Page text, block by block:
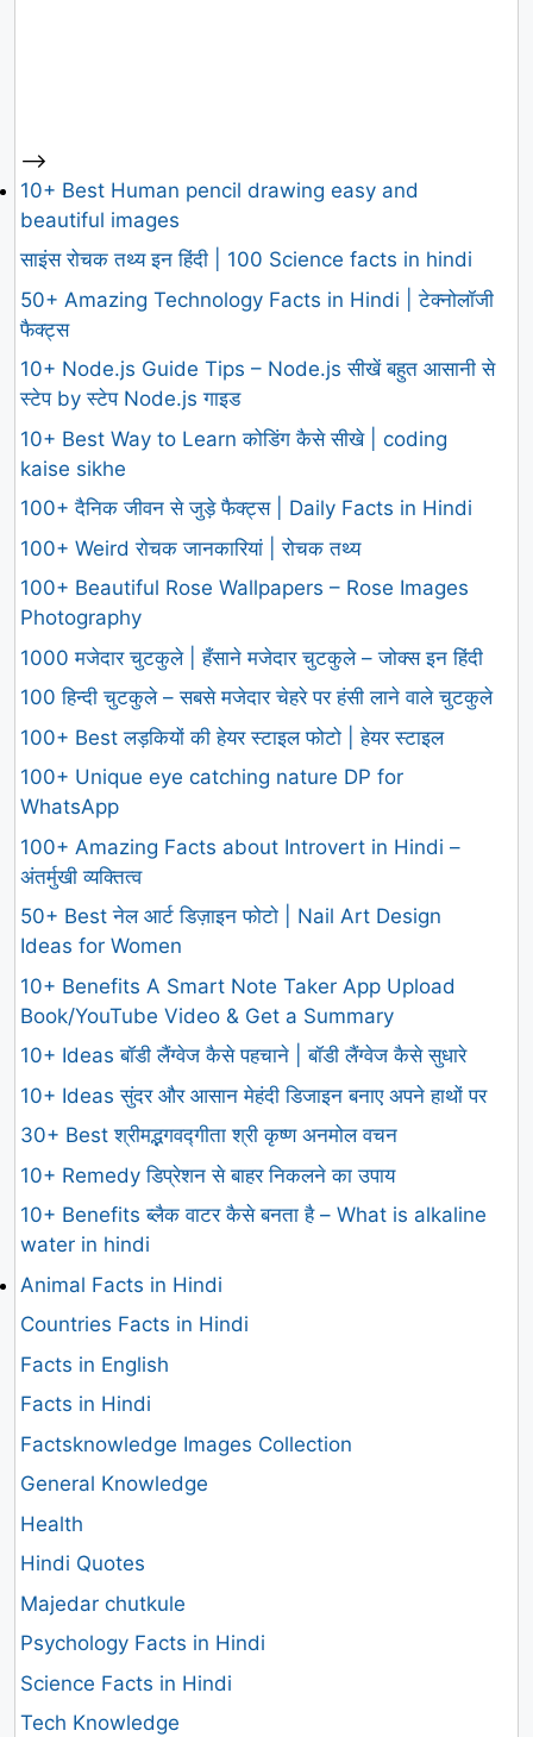
-->
10+ Best Human pencil drawing easy and
beautiful images
साइंस रोचक तथ्य इन हिंदी | 100 Science facts in hindi
50+ Amazing Technology Facts in Hindi | टेक्नोलॉजी
फैक्ट्स
10+ Node.js Guide Tips – Node.js सीखें बहुत आसानी से
स्टेप by स्टेप Node.js गाइड
10+ Best Way to Learn कोडिंग कैसे सीखे | coding
kaise sikhe
100+ दैनिक जीवन से जुड़े फैक्ट्स | Daily Facts in Hindi
100+ Weird रोचक जानकारियां | रोचक तथ्य
100+ Beautiful Rose Wallpapers – Rose Images
Photography
1000 मजेदार चुटकुले | हँसाने मजेदार चुटकुले – जोक्स इन हिंदी
100 हिन्दी चुटकुले – सबसे मजेदार चेहरे पर हंसी लाने वाले चुटकुले
100+ Best लड़कियों की हेयर स्टाइल फोटो | हेयर स्टाइल
100+ Unique eye catching nature DP for
WhatsApp
100+ Amazing Facts about Introvert in Hindi –
अंतर्मुखी व्यक्तित्व
50+ Best नेल आर्ट डिज़ाइन फोटो | Nail Art Design
Ideas for Women
10+ Benefits A Smart Note Taker App Upload
Book/YouTube Video & Get a Summary
10+ Ideas बॉडी लैंग्वेज कैसे पहचाने | बॉडी लैंग्वेज कैसे सुधारे
10+ Ideas सुंदर और आसान मेहंदी डिजाइन बनाए अपने हाथों पर
30+ Best श्रीमद्भगवद्गीता श्री कृष्ण अनमोल वचन
10+ Remedy डिप्रेशन से बाहर निकलने का उपाय
10+ Benefits ब्लैक वाटर कैसे बनता है – What is alkaline
water in hindi
Animal Facts in Hindi
Countries Facts in Hindi
Facts in English
Facts in Hindi
Factsknowledge Images Collection
General Knowledge
Health
Hindi Quotes
Majedar chutkule
Psychology Facts in Hindi
Science Facts in Hindi
Tech Knowledge